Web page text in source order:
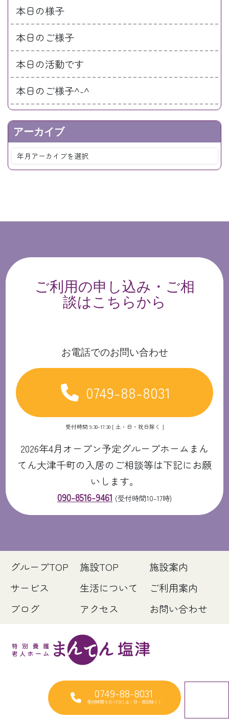
本日の様子
本日のご様子
本日の活動です
本日のご様子^-^
アーカイブ
ご利用の申し込み・ご相
談はこちらから
お電話でのお問い合わせ
0749-88-8031
受付時間 9:30-17:30 [ 土・日・祝日除く ]
2026年4月オープン予定グループホームまん
てん大津千町の入居のご相談等は下記にお願
いします。
090-8516-9461 (受付時間10-17時)
グループTOP 施設TOP
施設案内
サービス
生活について
ご利用案内
ブログ
アクセス お問い合わせ
0749-88-8031
受付時間 9:30-17:30 [ 土・日・祝日除く ]